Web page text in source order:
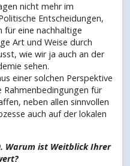
nicht mehr im
Entscheidungen,
für eine nachhaltige
Art und Weise durch
wie wir ja auch an der
sehen.
einer solchen Perspektive
Rahmenbedingungen für
neben allen sinnvollen
auch auf der lokalen
Warum ist Weitblick Ihrer